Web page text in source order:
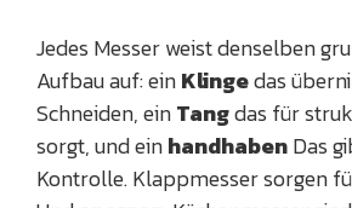
Jedes Messer weist denselben
Aufbau auf: einKlingedas
Schneiden, einTangdas für
sorgt, und einhandhabenDas
Kontrolle. Klappmesser sorgen